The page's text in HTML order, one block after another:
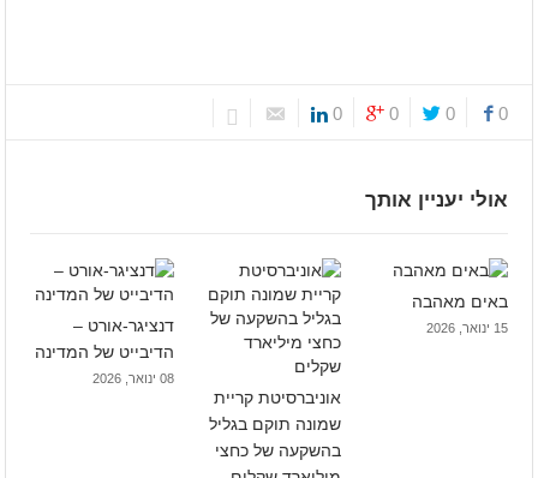
0
0
0
0
אולי יעניין אותך
באים מאהבה
15 ינואר, 2026
אוניברסיטת קריית
שמונה תוקם בגליל
בהשקעה של כחצי
דנציגר-אורט –
הדיבייט של המדינה
08 ינואר, 2026